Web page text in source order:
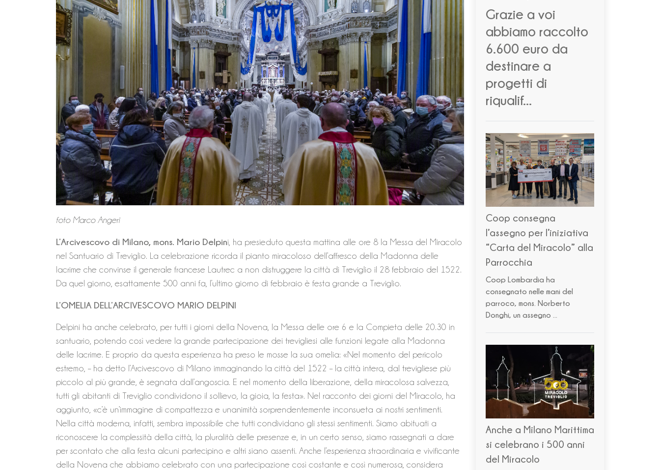
foto Marco Angeri
L’Arcivescovo di Milano, mons. Mario Delpini, ha presieduto questa mattina alle ore 8 la Messa del Miracolo
nel Santuario di Treviglio. La celebrazione ricorda il pianto miracoloso dell’affresco della Madonna delle
lacrime che convinse il generale francese Lautrec a non distruggere la città di Treviglio il 28 febbraio del 1522.
Da quel giorno, esattamente 500 anni fa, l’ultimo giorno di febbraio è festa grande a Treviglio.
L’OMELIA DELL’ARCIVESCOVO MARIO DELPINI
Delpini ha anche celebrato, per tutti i giorni della Novena, la Messa delle ore 6 e la Compieta delle 20.30 in
santuario, potendo così vedere la grande partecipazione dei trevigliesi alle funzioni legate alla Madonna
delle lacrime. E proprio da questa esperienza ha preso le mosse la sua omelia: «Nel momento del pericolo
estremo, – ha detto l’Arcivescovo di Milano immaginando la città del 1522 – la città intera, dal trevigliese più
piccolo al più grande, è segnata dall’angoscia. E nel momento della liberazione, della miracolosa salvezza,
tutti gli abitanti di Treviglio condividono il sollievo, la gioia, la festa». Nel racconto dei giorni del Miracolo, ha
aggiunto, «c’è un’immagine di compattezza e unanimità sorprendentemente inconsueta ai nostri sentimenti.
Nella città moderna, infatti, sembra impossibile che tutti condividano gli stessi sentimenti. Siamo abituati a
riconoscere la complessità della città, la pluralità delle presenze e, in un certo senso, siamo rassegnati a dare
per scontato che alla festa alcuni partecipino e altri siano assenti. Anche l’esperienza straordinaria e vivificante
della Novena che abbiamo celebrato con una partecipazione così costante e così numerosa, considera
Grazie a voi
abbiamo raccolto
6.600 euro da
destinare a
progetti di
riqualif...
Coop consegna
l’assegno per l’iniziativa
“Carta del Miracolo” alla
Parrocchia
Coop Lombardia ha
consegnato nelle mani del
parroco, mons. Norberto
Donghi, un assegno ...
Anche a Milano Marittima
si celebrano i 500 anni
del Miracolo